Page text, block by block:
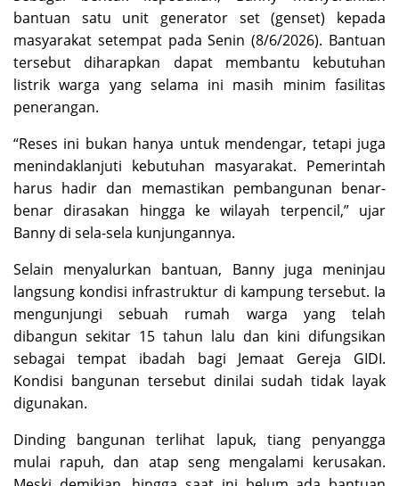
bantuan satu unit generator set (genset) kepada
masyarakat setempat pada Senin (8/6/2026). Bantuan
tersebut diharapkan dapat membantu kebutuhan
listrik warga yang selama ini masih minim fasilitas
penerangan.
“Reses ini bukan hanya untuk mendengar, tetapi juga
menindaklanjuti kebutuhan masyarakat. Pemerintah
harus hadir dan memastikan pembangunan benar-
benar dirasakan hingga ke wilayah terpencil,” ujar
Banny di sela-sela kunjungannya.
Selain menyalurkan bantuan, Banny juga meninjau
langsung kondisi infrastruktur di kampung tersebut. Ia
mengunjungi sebuah rumah warga yang telah
dibangun sekitar 15 tahun lalu dan kini difungsikan
sebagai tempat ibadah bagi Jemaat Gereja GIDI.
Kondisi bangunan tersebut dinilai sudah tidak layak
digunakan.
Dinding bangunan terlihat lapuk, tiang penyangga
mulai rapuh, dan atap seng mengalami kerusakan.